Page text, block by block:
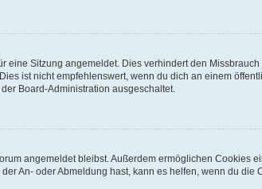
Sitzung angemeldet. Dies verhindert den
ist nicht empfehlenswert, wenn du dich an einem
Board-Administration ausgeschaltet.
angemeldet bleibst. Außerdem ermöglichen Cookies
An- oder Abmeldung hast, kann es helfen, wenn du die